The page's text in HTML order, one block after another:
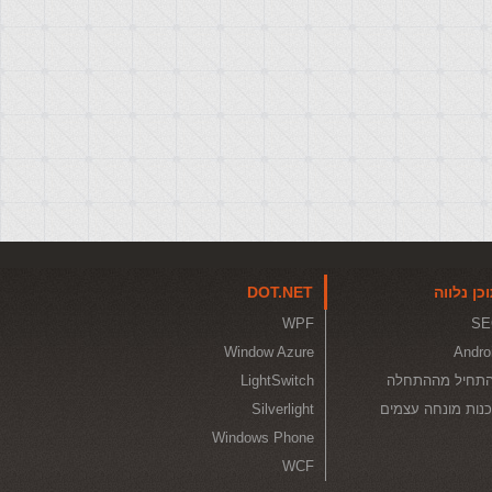
נלווה
מההתחלה
מונחה עצמים
DOT.NET
WPF
Window Azure
LightSwitch
Silverlight
Windows Phone
WCF